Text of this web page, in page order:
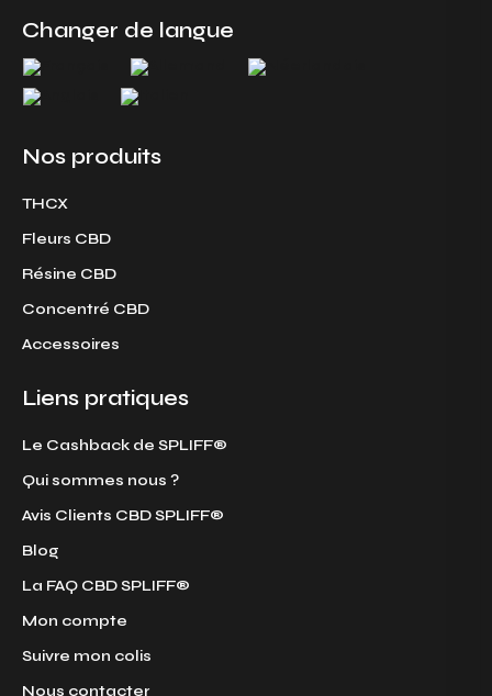
a
m
k
Changer de langue
Nos produits
THCX
Fleurs CBD
Résine CBD
Concentré CBD
Accessoires
Liens pratiques
Le Cashback de SPLIFF®
Qui sommes nous ?
Avis Clients CBD SPLIFF®
Blog
La FAQ CBD SPLIFF®
Mon compte
Suivre mon colis
Nous contacter